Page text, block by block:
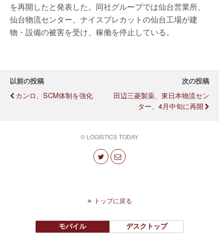
を再開したと発表した。同社グループでは仙台営業所、
仙台物流センター、ナイスプレカットの仙台工場が建
物・設備の被害を受け、稼働を停止している。
以前の投稿
カンロ、SCM体制を強化
次の投稿
田辺三菱製薬、東日本物流セン
ター、4月中旬に再開
© LOGISTICS TODAY
トップに戻る
モバイル デスクトップ